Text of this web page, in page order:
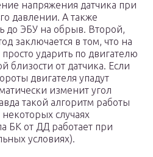
напряжения датчика при
давлении. А также
до ЭБУ на обрыв. Второй,
заключается в том, что на
ударить по двигателю
близости от датчика. Если
двигателя упадут
изменит угол
такой алгоритм работы
случаях
БК от ДД работает при
условиях).